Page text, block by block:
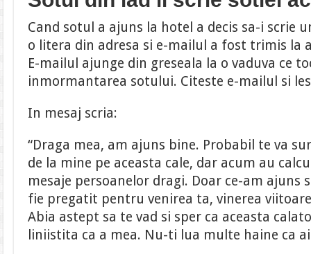
Cand sotul a ajuns la hotel a decis sa-i scrie
o litera din adresa si e-mailul a fost trimis la
E-mailul ajunge din greseala la o vaduva ce
inmormantarea sotului. Citeste e-mailul si
In mesaj scria:
“Draga mea, am ajuns bine. Probabil te va
de la mine pe aceasta cale, dar acum au
mesaje persoanelor dragi. Doar ce-am ajuns
fie pregatit pentru venirea ta, vinerea
Abia astept sa te vad si sper ca aceasta
liniistita ca a mea. Nu-ti lua multe haine ca